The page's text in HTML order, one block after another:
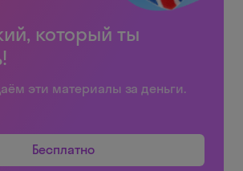
который ты
эти материалы за деньги.
Бесплатно